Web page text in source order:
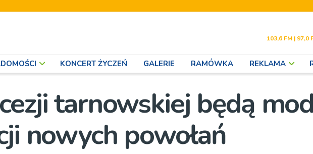
103,6 FM | 97,0
KONCERT ŻYCZEŃ GALERIE RAMÓWKA REKLAMA
tarnowskiej będą
nowych powołań